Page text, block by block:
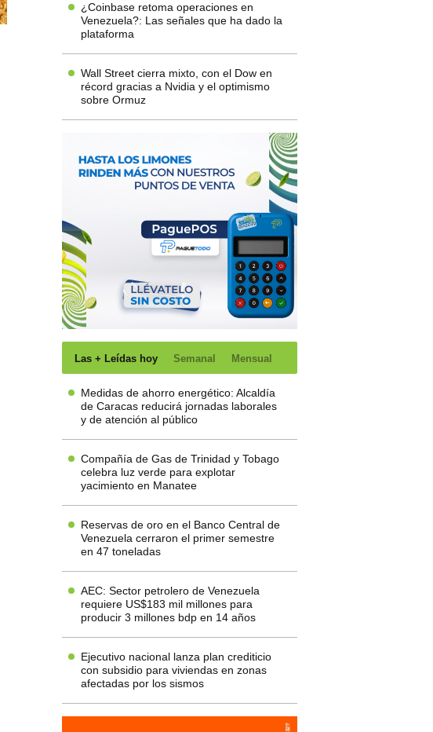
¿Coinbase retoma operaciones en
Venezuela?: Las señales que ha dado la
plataforma
Wall Street cierra mixto, con el Dow en
récord gracias a Nvidia y el optimismo
sobre Ormuz
Las + Leídas hoy Semanal Mensual
Medidas de ahorro energético: Alcaldía
de Caracas reducirá jornadas laborales
y de atención al público
Compañía de Gas de Trinidad y Tobago
celebra luz verde para explotar
yacimiento en Manatee
Reservas de oro en el Banco Central de
Venezuela cerraron el primer semestre
en 47 toneladas
AEC: Sector petrolero de Venezuela
requiere US$183 mil millones para
producir 3 millones bdp en 14 años
Ejecutivo nacional lanza plan crediticio
con subsidio para viviendas en zonas
afectadas por los sismos